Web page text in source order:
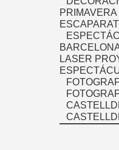
PRIMAVERA
LASER